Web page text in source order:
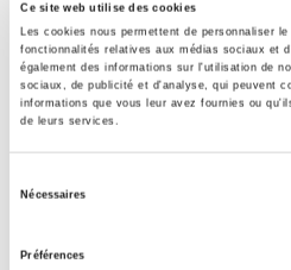
Ce site web utilise des cookies
Les cookies nous permettent de personnaliser
fonctionnalités relatives aux médias sociaux et
également des informations sur l'utilisation de
sociaux, de publicité et d'analyse, qui peuvent
informations que vous leur avez fournies ou
de leurs services.
Nécessaires
Préférences
Langue
français
BISAC Subject Heading
POL000000 POLITICAL SCIENCE
Code publique Onix